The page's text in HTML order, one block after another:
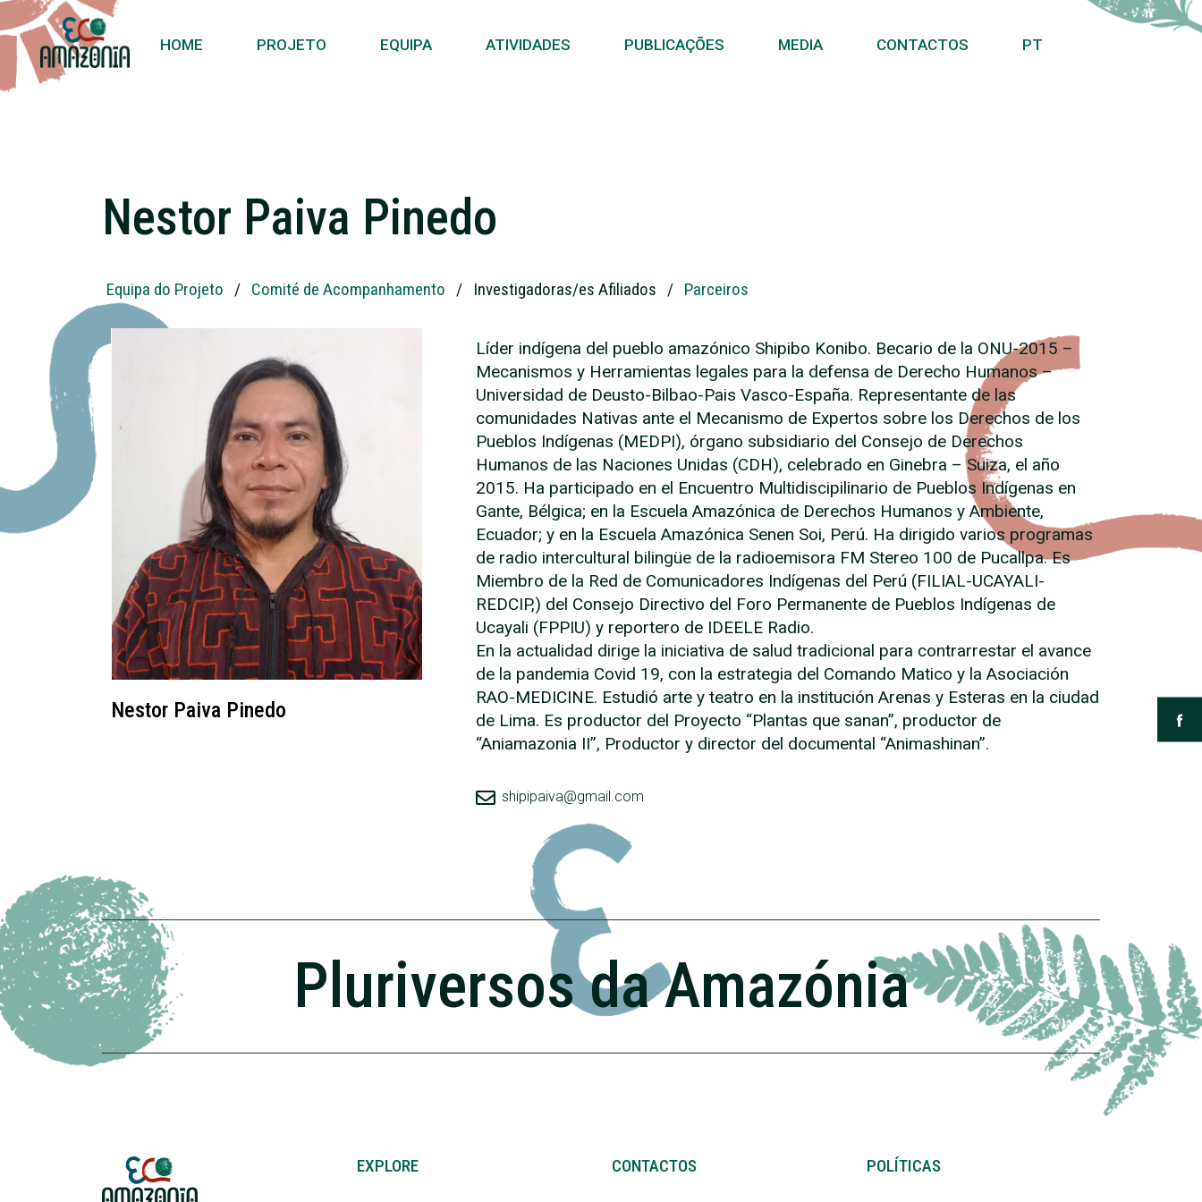
HOME PROJETO EQUIPA ATIVIDADES PUBLICAÇÕES MEDIA CONTACTOS PT
Nestor Paiva Pinedo
Equipa do Projeto / Comité de Acompanhamento / Investigadoras/es Afiliados / Parceiros
Nestor Paiva Pinedo
Líder indígena del pueblo amazónico Shipibo Konibo. Becario de la ONU-2015 –
Mecanismos y Herramientas legales para la defensa de Derecho Humanos –
Universidad de Deusto-Bilbao-Pais Vasco-España. Representante de las
comunidades Nativas ante el Mecanismo de Expertos sobre los Derechos de los
Pueblos Indígenas (MEDPI), órgano subsidiario del Consejo de Derechos
Humanos de las Naciones Unidas (CDH), celebrado en Ginebra – Suiza, el año
2015. Ha participado en el Encuentro Multidiscipilinario de Pueblos Indígenas en
Gante, Bélgica; en la Escuela Amazónica de Derechos Humanos y Ambiente,
Ecuador; y en la Escuela Amazónica Senen Soi, Perú. Ha dirigido varios programas
de radio intercultural bilingüe de la radioemisora FM Stereo 100 de Pucallpa. Es
Miembro de la Red de Comunicadores Indígenas del Perú (FILIAL-UCAYALI-
REDCIP,) del Consejo Directivo del Foro Permanente de Pueblos Indígenas de
Ucayali (FPPIU) y reportero de IDEELE Radio.
En la actualidad dirige la iniciativa de salud tradicional para contrarrestar el avance
de la pandemia Covid 19, con la estrategia del Comando Matico y la Asociación
RAO-MEDICINE. Estudió arte y teatro en la institución Arenas y Esteras en la ciudad
de Lima. Es productor del Proyecto “Plantas que sanan”, productor de
“Aniamazonia II”, Productor y director del documental “Animashinan”.
shipipaiva@gmail.com
Pluriversos da Amazónia
EXPLORE CONTACTOS POLÍTICAS